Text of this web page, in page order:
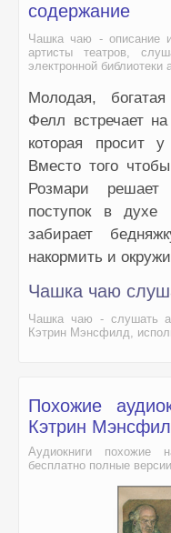
содержание
Чашка чаю - описание и
артисты театров,
электронной библиотеки
Молодая,
Фелл встречает
которая просит
Вместо того
Розмари решает
поступок в духе
забирает
накормить и
Чашка чаю
Чашка чаю - слушать
Кэтрин Мэнсфилд,
Похожие
Кэтрин
Аудиокниги
бесплатно полные